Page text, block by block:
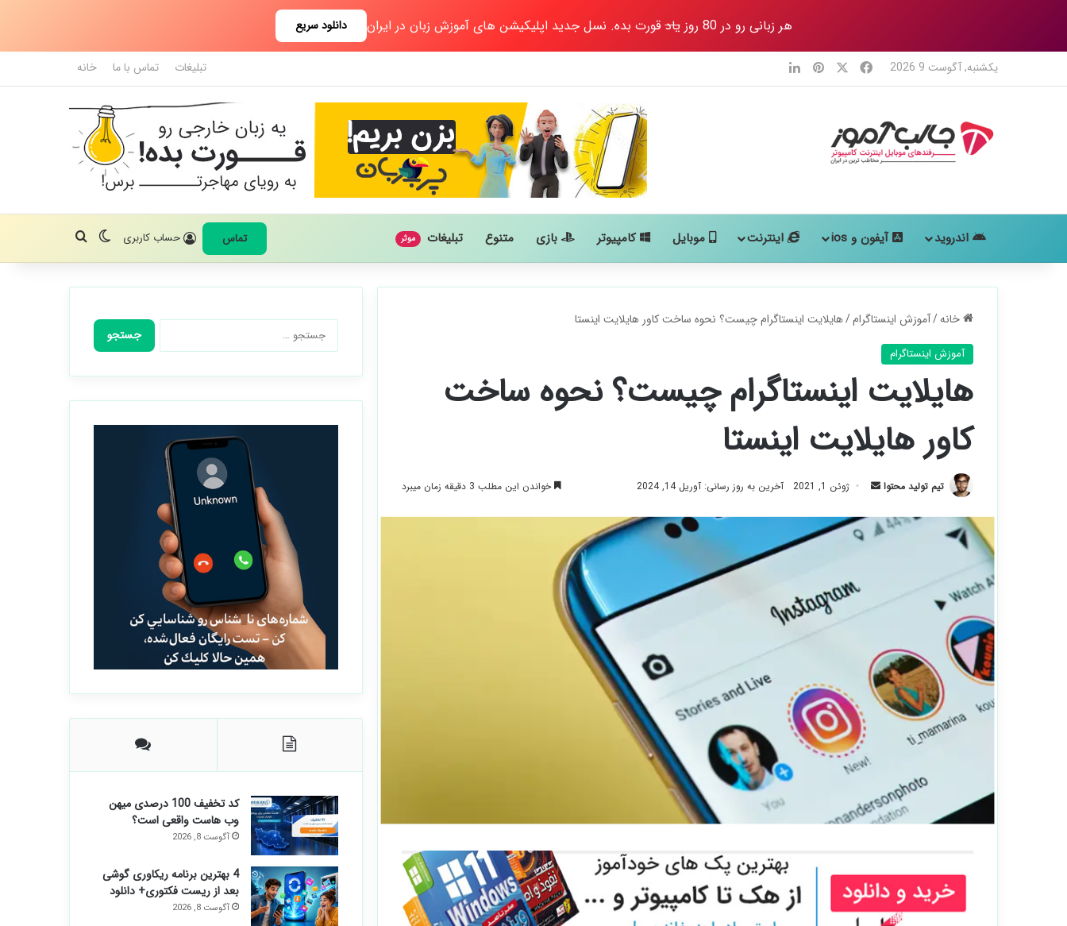
هر زبانی رو در 80 روز یادقورت بده. نسل جدید اپلیکیشن های آموزش زبان در ایران دانلود سریع
یکشنبه, آگوست 9 2026 فیس بوک‫پین‌ترست
لینکدین تبلیغات تماس با ما خانه
اندروید آیفون و ios اینترنت موبایل کامپیوتر بازی متنوع تبلیغات موثر تماس حساب کاربری تغییر پوسته
جستجو برای
خانه/آموزش اینستاگرام/هایلایت اینستاگرام چیست؟ نحوه ساخت کاور هایلایت اینستا
آموزش اینستاگرام
هایلایت اینستاگرام چیست؟ نحوه ساخت
کاور هایلایت اینستا
تیم تولید محتوا
ارسال ژوئن 1, 2021 آخرین به روز رسانی: آوریل 14, 2024 خواندن این مطلب 3 دقیقه زمان میبرد
جستجو
برای:
کد تخفیف 100 درصدی میهن
وب هاست واقعی است؟
آگوست 8, 2026
4 بهترین برنامه ریکاوری گوشی
بعد از ریست فکتوری+ دانلود
آگوست 8, 2026